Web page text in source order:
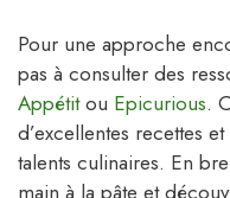
Pour une approche
pas à consulter des
Appétitou Epicurious.
d’excellentes recettes
talents culinaires. En
main à la pâte et